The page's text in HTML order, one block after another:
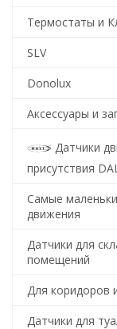
Термостаты и
SLV
Donolux
Аксессуары и
Датчики
присутствия
Самые
движения
Датчики для
помещений
Для коридоров
Датчики для